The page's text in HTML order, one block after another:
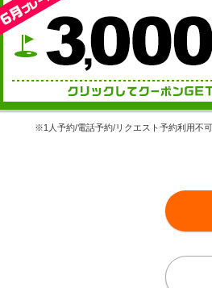
※1人予約/電話予約/リクエスト予約利用不